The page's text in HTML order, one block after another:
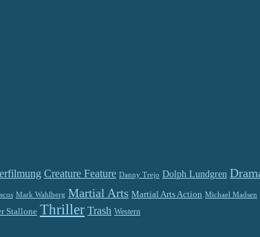
Creature Feature Danny Trejo Dolph Lundgren
Mark Wahlberg Martial Arts Martial Arts Action Michael Madsen
Stallone Thriller Trash Western